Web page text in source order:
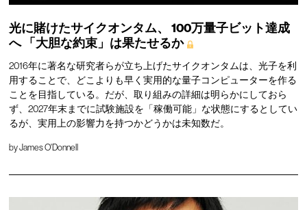
光に賭けたサイクオンタム、
100万量子ビット達成
へ「大胆な約束」は果たせるか
2016年に著名な研究者らが立ち上げたサイクオンタムは、光子を利
用することで、どこよりも早く実用的な量子コンピューターを作る
ことを目指している。だが、取り組みの詳細は明らかにしておら
ず、2027年末までに試験施設を「稼働可能」な状態にするとしてい
るが、実用上の影響力を持つかどうかは未知数だ。
byJames O'Donnell